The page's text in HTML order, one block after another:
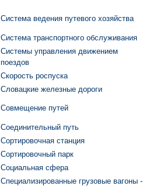
Система ведения путевого хозяйства
Система транспортного обслуживания
Системы управления движением
поездов
Скорость роспуска
Словацкие железные дороги
Совмещение путей
Соединительный путь
Сортировочная станция
Сортировочный парк
Социальная сфера
Специализированные грузовые вагоны -